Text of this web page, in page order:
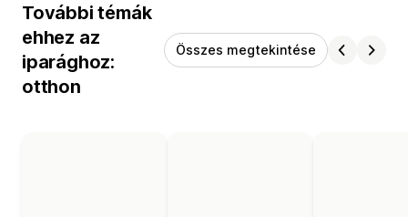
További témák
ehhez az
iparághoz:
otthon
Összes megtekintése